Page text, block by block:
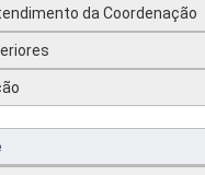
da Coordenação